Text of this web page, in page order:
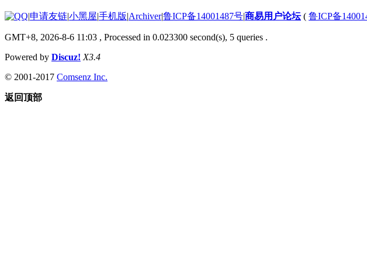
|申请友链|小黑屋|手机版|Archiver|鲁ICP备14001487号|商易用户论坛( 鲁ICP备
GMT+8, 2026-8-6 11:03 , Processed in 0.023300 second(s), 5 queries .
Powered by Discuz! X3.4
© 2001-2017 Comsenz Inc.
返回顶部